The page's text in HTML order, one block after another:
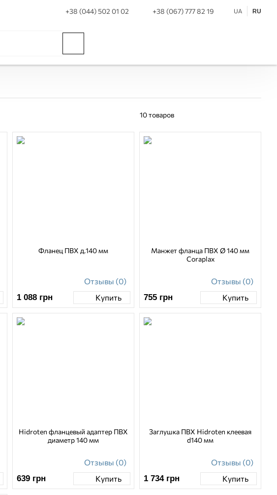
+38 (044) 502 01 02 +38 (067) 777 82 19 UA RU
10товаров
Фланец ПВХ д.140 мм
Отзывы (0)
1 088 грн Купить
Манжет фланца ПВХ Ø 140 мм
Coraplax
Отзывы (0)
755 грн Купить
Hidroten фланцевый адаптер ПВХ
диаметр 140 мм
Отзывы (0)
639 грн Купить
Заглушка ПВХ Hidroten клеевая
d140 мм
Отзывы (0)
1 734 грн Купить